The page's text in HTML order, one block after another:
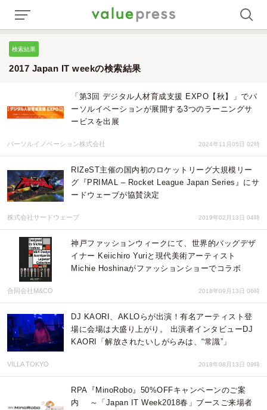
検索結果
2017 Japan IT weekの検索結果
「第3回 デジタル人材育成支援 EXPO【秋】」でパ
ーソルイベーションが展開する3つのラーニングサ
ービスを出展
パーソルイノベーション株式会社 2024年11月05日 02時
RIZeST主催の国内初のロケットリーグ大規模リー
グ『PRIMAL – Rocket League Japan Series』にサ
ードウェーブが協賛決定
株式会社サードウェーブ 2019年02月13日 04時
神戸ファッションウィークにて、世界的バッグデザ
イナー Keiichiro Yuriと現代美術アーティスト
Michie Hoshinaがファッションショーでコラボ
合同会社M&CO 2018年09月13日 06時
DJ KAORI、AKLOらが出演！有名アーティスト登
場に会場は大盛り上がり。 出演者インタビューDJ
KAORI「解放されたいしがらみは、“常識”」
VILLA TOKYO 2018年08月13日 09時
RPA『MinoRobo』50%OFFキャンペーンのご案
内 ～「Japan IT Week2018春」ブースご来場者